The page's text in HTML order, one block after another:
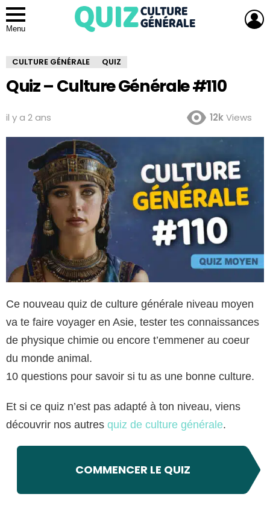
Menu
CULTURE GÉNÉRALE QUIZ
Quiz – Culture Générale #110
il y a 2 ans 12kViews
Ce nouveau quiz de culture générale niveau moyen
va te faire voyager en Asie, tester tes connaissances
de physique chimie ou encore t’emmener au coeur
du monde animal.
10 questions pour savoir si tu as une bonne culture.
Et si ce quiz n’est pas adapté à ton niveau, viens
découvrir nos autres quiz de culture générale.
COMMENCER LE QUIZ